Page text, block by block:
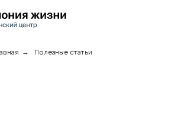
→ Полезные статьи